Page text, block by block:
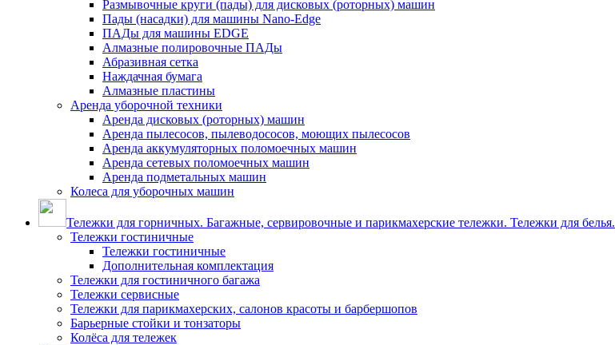
Размывочные круги (пады) для дисковых (роторных) машин
Пады (насадки) для машины Nano-Edge
ПАДы для машины EDGE
Алмазные полировочные ПАДы
Абразивная сетка
Наждачная бумага
Алмазные пластины
Аренда уборочной техники
Аренда дисковых (роторных) машин
Аренда пылесосов, пылеводососов, моющих пылесосов
Аренда аккумуляторных поломоечных машин
Аренда сетевых поломоечных машин
Аренда подметальных машин
Колеса для уборочных машин
Тележки для горничных. Багажные, сервировочные и парикмахерские тележки. Тележки для белья.
Тележки гостиничные
Тележки гостиничные
Дополнительная комплектация
Тележки для гостиничного багажа
Тележки сервисные
Тележки для парикмахерских, салонов красоты и барбершопов
Барьерные стойки и тонзаторы
Колёса для тележек